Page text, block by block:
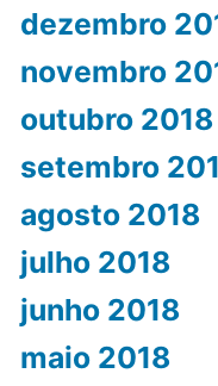
dezembro
novembro
outubro 2018
setembro
agosto 2018
julho 2018
junho 2018
maio 2018